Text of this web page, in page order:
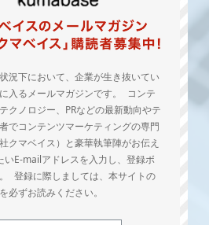
況下において、企業が生き抜いてい
入るメールマガジンです。 コンテ
クノロジー、PRなどの最新動向やテ
でコンテンツマーケティングの専門
クマベイス）と豪華執筆陣がお伝え
E-mailアドレスを入力し、登録ボ
登録に際しましては、本サイトの
を必ずお読みください。